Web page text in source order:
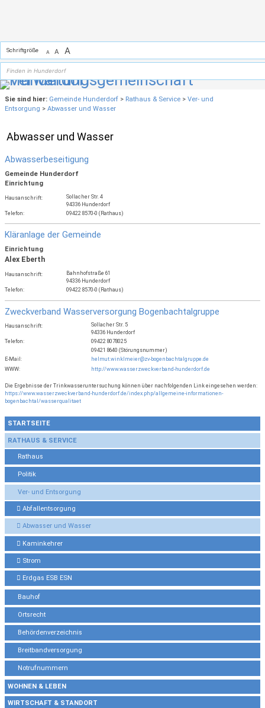
Schriftgröße A A A
STARTSEITE
RATHAUS & SERVICE
Rathaus
Politik
Ver- und Entsorgung
Abfallentsorgung
Abwasser und Wasser
Kaminkehrer
Strom
Erdgas ESB ESN
Bauhof
Ortsrecht
Behördenverzeichnis
Breitbandversorgung
Notrufnummern
WOHNEN & LEBEN
WIRTSCHAFT & STANDORT
Sie sind hier: Gemeinde Hunderdorf > Rathaus & Service >Ver- und
Entsorgung >Abwasser und Wasser
Abwasser und Wasser
Abwasserbeseitigung
Gemeinde Hunderdorf
Einrichtung
Hausanschrift:
Sollacher Str. 4
94336 Hunderdorf
Telefon:
09422 8570-0 (Rathaus)
Kläranlage der Gemeinde
Einrichtung
Alex Eberth
Hausanschrift:
Bahnhofstraße 61
94336 Hunderdorf
Telefon:
09422 8570-0 (Rathaus)
Zweckverband Wasserversorgung Bogenbachtalgruppe
Hausanschrift:
Sollacher Str. 5
94336 Hunderdorf
Telefon:
09422 8078025
09421 8640 (Störungsnummer)
E-Mail:
helmut.winklmeier@zv-bogenbachtalgruppe.de
WWW:
http://www.wasserzweckverband-hunderdorf.de
Die Ergebnisse der Trinkwasseruntersuchung können über nachfolgenden Link eingesehen werden:
https://www.wasserzweckverband-hunderdorf.de/index.php/allgemeine-informationen-
bogenbachtal/wasserqualitaet